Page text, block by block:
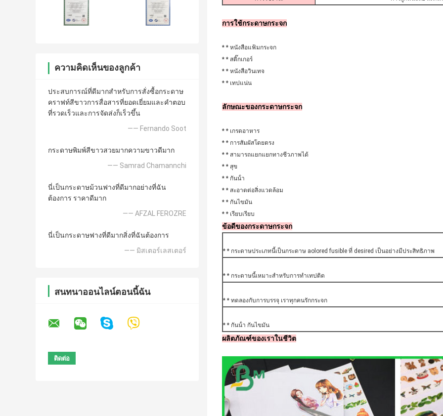
ความคิดเห็นของลูกค้า
ประสบการณ์ที่ดีมากสำหรับการสั่งซื้อกระดาษ
คราฟท์สีขาวการสื่อสารที่ยอดเยี่ยมและคำตอบ
ที่รวดเร็วและการจัดส่งก็เร็วขึ้น
—— Fernando Soot
กระดาษพิมพ์สีขาวสวยมากความขาวดีมาก
—— Samrad Chamannchi
นี่เป็นกระดาษม้วนฟางที่ดีมากอย่างที่ฉัน
ต้องการ ราคาดีมาก
—— AFZAL FEROZRE
นี่เป็นกระดาษฟางที่ดีมากสิ่งที่ฉันต้องการ
—— มิสเตอร์เลสเตอร์
สนทนาออนไลน์ตอนนี้ฉัน
การใช้กระดาษกระจก
* * หนังสือแฟ้มกระจก
* * สติ๊กเกอร์
* * หนังสือวินเทจ
* * เทปแน่น
ลักษณะของกระดาษกระจก
* * เกรดอาหาร
* * การสัมผัสโดยตรง
* * สามารถแยกแยกทางชีวภาพได้
* * สุข
* * กันน้ํา
* * สะอาดต่อสิ่งแวดล้อม
* * กันไขมัน
* * เรียบเรียบ
ข้อดีของกระดาษกระจก
* * กระดาษประเภทนี้เป็นกระดาษ aolored fusible ที่ desired เป็นอย่างมีประสิทธิภาพ
* * กระดาษนี้เหมาะสําหรับการทําเทปติด
* * ทดลองกับการบรรจุ เราทุกคนรักกระจก
* * กันน้ํา กันไขมัน
ผลิตภัณฑ์ของเราในชีวิต